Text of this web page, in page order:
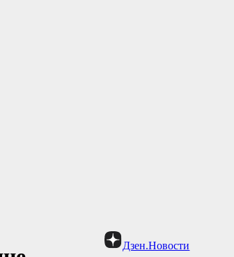
Дзен.Новости